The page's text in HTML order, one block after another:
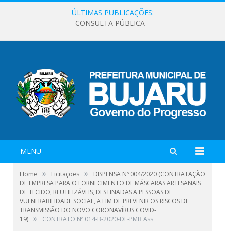
ÚLTIMAS PUBLICAÇÕES:
CONSULTA PÚBLICA
MENU
Home » Licitações »
DISPENSA Nº 004/2020 (CONTRATAÇÃO
DE EMPRESA PARA O FORNECIMENTO DE MÁSCARAS ARTESANAIS
DE TECIDO, REUTILIZÁVEIS, DESTINADAS A PESSOAS DE
VULNERABILIDADE SOCIAL, A FIM DE PREVENIR OS RISCOS DE
TRANSMISSÃO DO NOVO CORONAVÍRUS COVID-
19) » CONTRATO Nº 014-B-2020-DL-PMB Ass